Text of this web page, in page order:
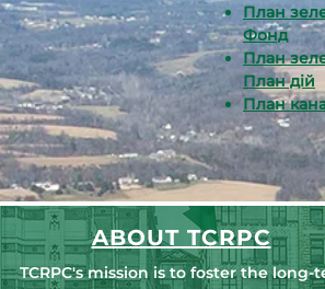
План
Фонд
План
План дій
План
ABOUT TCRPC
TCRPC's mission is to foster the long-